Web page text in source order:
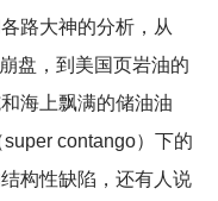
路大神的分析，从
盘，到美国页岩油的
海上飘满的储油油
contango）下的
构性缺陷，还有人说